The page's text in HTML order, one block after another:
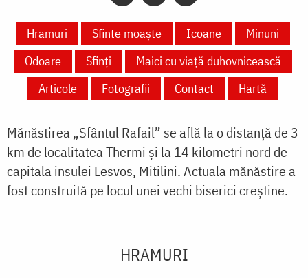
Hramuri Sfinte moaște Icoane
Minuni
Odoare
Sfinți
Maici cu viață duhovnicească
Articole
Fotografii Contact Hartă
Mănăstirea „Sfântul Rafail” se află la o distanţă de 3
km de localitatea Thermi și la 14 kilometri nord de
capitala insulei Lesvos, Mitilini. Actuala mănăstire a
fost construită pe locul unei vechi biserici creștine.
HRAMURI